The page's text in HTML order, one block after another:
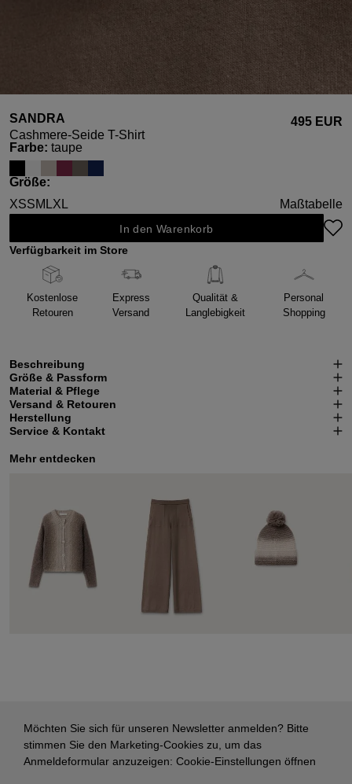
SANDRA
Cashmere-Seide T-Shirt
495 EUR
Farbeauswählen
: taupe
Größeauswählen
:
XSSM LXL Maßtabelle
In den Warenkorb
Verfügbarkeit im Store
Kostenlose
Retouren
Express
Versand
Qualität &
Langlebigkeit
Personal
Shopping
Beschreibung
Größe & Passform
Material & Pflege
Versand & Retouren
Herstellung
Service & Kontakt
Mehr entdecken
Möchten Sie sich für unseren Newsletter anmelden? Bitte
stimmen Sie den Marketing-Cookies zu, um das
Anmeldeformular anzuzeigen: Cookie-Einstellungen öffnen